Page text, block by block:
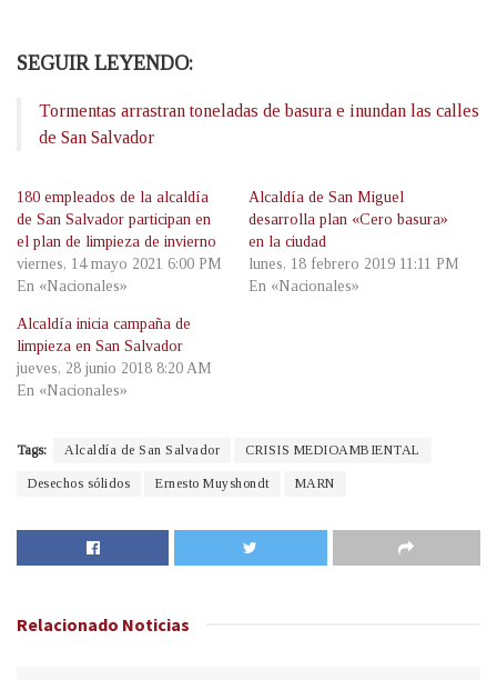
SEGUIR LEYENDO:
Tormentas arrastran toneladas de basura e inundan las calles
de San Salvador
180 empleados de la alcaldía
de San Salvador participan en
el plan de limpieza de invierno
viernes, 14 mayo 2021 6:00 PM
En «Nacionales»
Alcaldía de San Miguel
desarrolla plan «Cero basura»
en la ciudad
lunes, 18 febrero 2019 11:11 PM
En «Nacionales»
Alcaldía inicia campaña de
limpieza en San Salvador
jueves, 28 junio 2018 8:20 AM
En «Nacionales»
Tags: Alcaldía de San Salvador CRISIS MEDIOAMBIENTAL
Desechos sólidos Ernesto Muyshondt MARN
Relacionado Noticias